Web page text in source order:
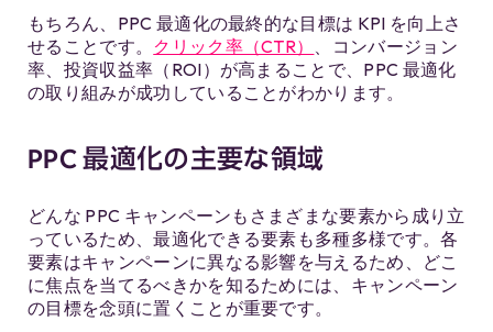
もちろん、PPC 最適化の最終的な目標は KPI を向上さ
せることです。 クリック率（CTR） 、コンバージョン
率、投資収益率（ROI）が高まることで、PPC 最適化
の取り組みが成功していることがわかります。
PPC 最適化の主要な領域
どんな PPC キャンペーンもさまざまな要素から成り立
っているため、最適化できる要素も多種多様です。各
要素はキャンペーンに異なる影響を与えるため、どこ
に焦点を当てるべきかを知るためには、キャンペーン
の目標を念頭に置くことが重要です。